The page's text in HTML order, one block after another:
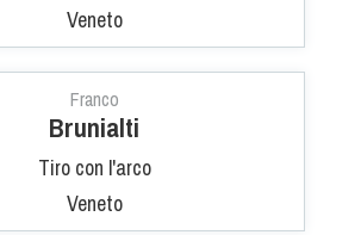
Veneto
Franco
Brunialti
Tiro con l'arco
Veneto
Tiro a Palla
Tiro con l'arco da caccia
Field Target
Paintball